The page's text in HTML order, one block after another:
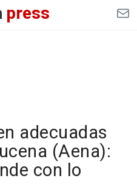
press
adecuadas
(Aena):
con lo